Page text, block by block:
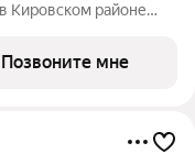
Кировском районе
спокойствия.
Позвоните мне